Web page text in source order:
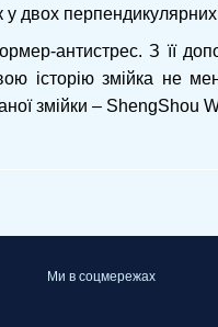
у двох
антистрес. З її
історію змійка не
змійки – ShengShou
Ми в соцмережах